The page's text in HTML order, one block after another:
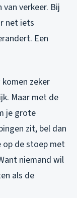
verkeer. Bij
net iets
Een
zeker
Maar met de
je grote
zit, bel dan
op de stoep met
niemand wil
als de